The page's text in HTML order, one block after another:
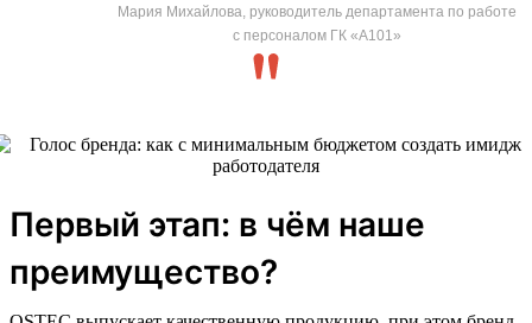
Мария Михайлова, руководитель департамента по работе
с персоналом ГК «А101»
Первый этап: в чём наше
преимущество?